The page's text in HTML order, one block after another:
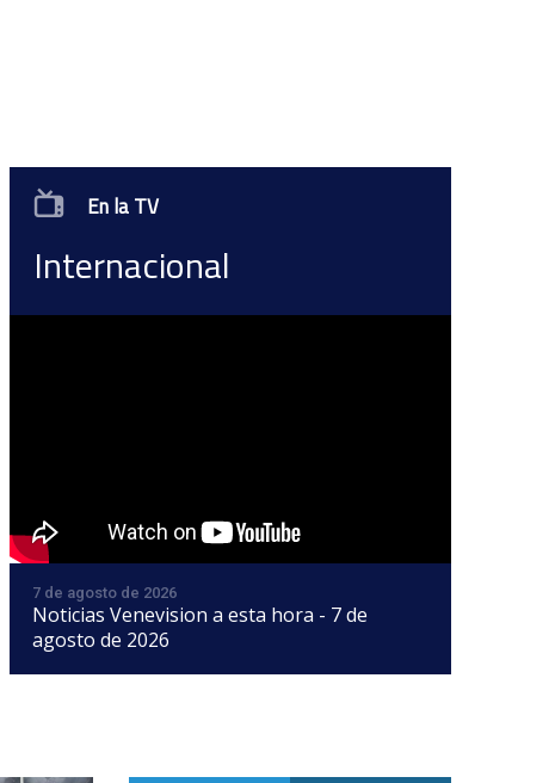
En la TV
Internacional
7 de agosto de 2026
Noticias Venevision a esta hora - 7 de
agosto de 2026